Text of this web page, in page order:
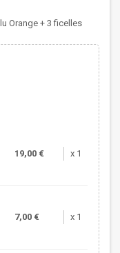
Orange + 3 ficelles
19,00 € x 1
7,00 € x 1